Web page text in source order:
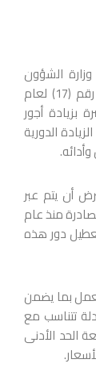
الشؤون
الاجتماعية والعمل خليل عواد أن قانون العمل رقم (17) لعام
بزيادة أجور
الدورية
أن يتم عبر
منذ عام
تعطيل دور هذه
بما يضمن
تتناسب مع
الحد الأدنى